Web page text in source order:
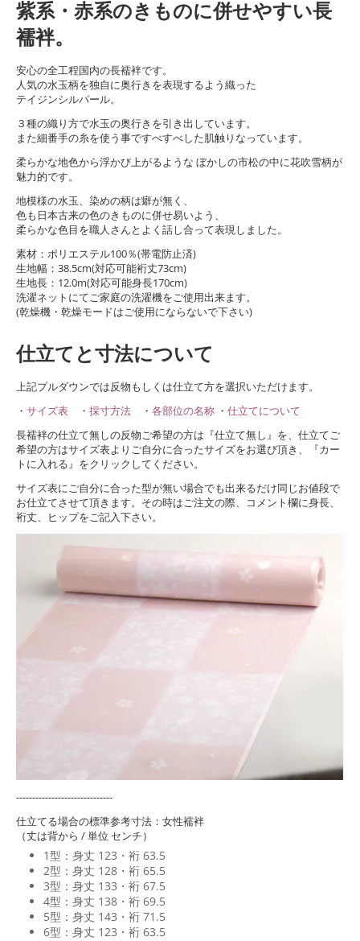
紫系・赤系のきものに併せやすい長
襦袢。
安心の全工程国内の長襦袢です。
人気の水玉柄を独自に奥行きを表現するよう織った
テイジンシルパール。
３種の織り方で水玉の奥行きを引き出しています。
また細番手の糸を使う事ですべすべした肌触りなっています。
柔らかな地色から浮かび上がるような ぼかしの市松の中に花吹雪柄が
魅力的です。
地模様の水玉、染めの柄は癖が無く、
色も日本古来の色のきものに併せ易いよう、
柔らかな色目を職人さんとよく話し合って表現しました。
素材：ポリエステル100％(帯電防止済)
生地幅：38.5cm(対応可能裄丈73cm)
生地長：12.0m(対応可能身長170cm)
洗濯ネットにてご家庭の洗濯機をご使用出来ます。
(乾燥機・乾燥モードはご使用にならないで下さい)
仕立てと寸法について
上記プルダウンでは反物もしくは仕立て方を選択いただけます。
・ サイズ表 ・ 採寸方法 ・ 各部位の名称 ・ 仕立てについて
長襦袢の仕立て無しの反物ご希望の方は『仕立て無し』を、仕立てご
希望の方はサイズ表よりご自分に合ったサイズをお選び頂き、『カー
トに入れる』をクリックしてください。
サイズ表にご自分に合った型が無い場合でも出来るだけ同じお値段で
お仕立てさせて頂きます。その時はご注文の際、コメント欄に身長、
裄丈、ヒップをご記入下さい。
------------------------------
仕立てる場合の標準参考寸法：女性襦袢
（丈は背から / 単位 センチ）
1型：身丈 123・裄 63.5
2型：身丈 128・裄 65.5
3型：身丈 133・裄 67.5
4型：身丈 138・裄 69.5
5型：身丈 143・裄 71.5
6型：身丈 123・裄 63.5